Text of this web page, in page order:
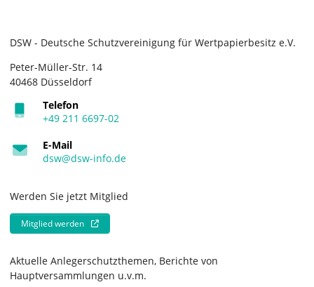
DSW - Deutsche Schutzvereinigung für Wertpapierbesitz e.V.
Peter-Müller-Str. 14
40468 Düsseldorf
Telefon
+49 211 6697-02
E-Mail
dsw@dsw-info.de
Werden Sie jetzt Mitglied
Mitglied werden
Aktuelle Anlegerschutzthemen, Berichte von
Hauptversammlungen u.v.m.